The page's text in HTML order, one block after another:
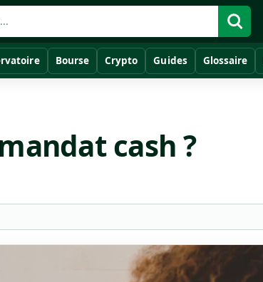
Bourse Crypto Guides Glossaire
cash ?